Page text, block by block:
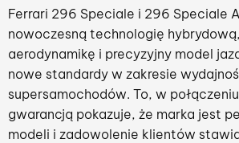
Ferrari 296 Speciale i 296 Speciale
nowoczesną technologię
aerodynamikę i precyzyjny model
nowe standardy w zakresie
supersamochodów. To, w
gwarancją pokazuje, że marka jest
modeli i zadowolenie klientów